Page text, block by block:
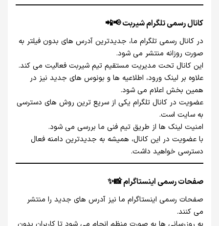
کانال رسمی تلگرام شیربت 📢📲
در کانال رسمی تلگرام ما، جدیدترین آدرس‌ های بدون فیلتر به‌
صورت روزانه منتشر می‌ شود.
این کانال تحت مدیریت مستقیم تیم شیربت فعالیت می‌ کند.
علاوه بر لینک ورود، اطلاعیه‌ ها و بونوس‌ های جدید نیز در
همین بخش اعلام می‌ شود.
عضویت در کانال تلگرام یکی از سریع‌ ترین روش‌ های دسترسی
به سایت است.
امنیت لینک‌ ها از طریق تیم فنی ما بررسی می‌ شود.
با عضویت در این کانال، همیشه به جدیدترین دامنه فعال
دسترسی خواهید داشت.
صفحات رسمی اینستاگرام 📸✨
صفحات رسمی اینستاگرام ما نیز آدرس‌ های جدید را منتشر
می‌ کنند.